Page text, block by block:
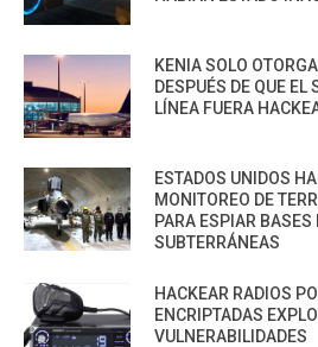
KENIA SOLO
DESPUÉS DE QUE EL
LÍNEA FUERA
ESTADOS UNIDOS
MONITOREO DE
PARA ESPIAR BASES
SUBTERRÁNEAS
HACKEAR RADIOS
ENCRIPTADAS
VULNERABILIDADES